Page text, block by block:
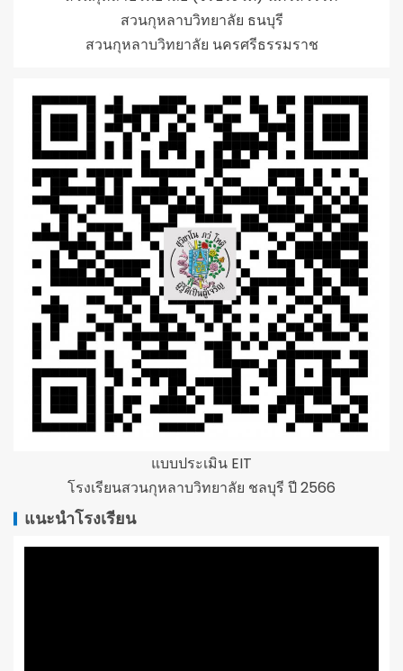
สวนกุหลาบวิทยาลัย ธนบุรี
สวนกุหลาบวิทยาลัย นครศรีธรรมราช
แบบประเมิน EIT
โรงเรียนสวนกุหลาบวิทยาลัย ชลบุรี ปี 2566
แนะนำโรงเรียน